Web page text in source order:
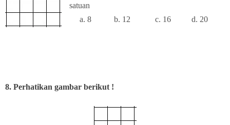
satuan
a. 8 b. 12 c. 16 d. 20
8. Perhatikan gambar berikut !